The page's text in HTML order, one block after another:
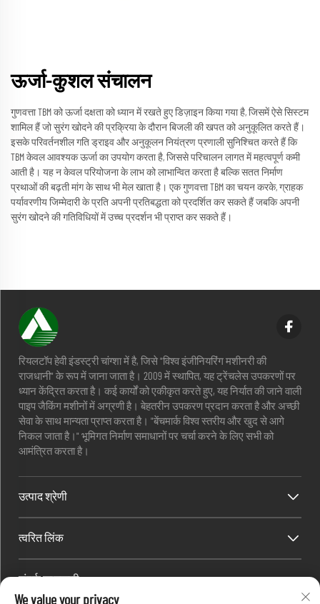
ऊर्जा-कुशल संचालन
गुणवत्ता TBM को ऊर्जा दक्षता को ध्यान में रखते हुए डिज़ाइन किया गया है, जिसमें ऐसे सिस्टम
शामिल हैं जो सुरंग खोदने की प्रक्रिया के दौरान बिजली की खपत को अनुकूलित करते हैं।
इसके परिवर्तनशील गति ड्राइव और अनुकूलन नियंत्रण प्रणाली सुनिश्चित करते हैं कि
TBM केवल आवश्यक ऊर्जा का उपयोग करता है, जिससे परिचालन लागत में महत्वपूर्ण कमी
आती है। यह न केवल परियोजना के लाभ को लाभान्वित करता है बल्कि सतत निर्माण
प्रथाओं की बढ़ती मांग के साथ भी मेल खाता है। एक गुणवत्ता TBM का चयन करके, ग्राहक
पर्यावरणीय जिम्मेदारी के प्रति अपनी प्रतिबद्धता को प्रदर्शित कर सकते हैं जबकि अपनी
सुरंग खोदने की गतिविधियों में उच्च प्रदर्शन भी प्राप्त कर सकते हैं।
रियलटॉप हेवी इंडस्ट्री चांग्शा में है, जिसे "विश्व इंजीनियरिंग मशीनरी की
राजधानी" के रूप में जाना जाता है। 2009 में स्थापित, यह ट्रेंचलेस उपकरणों पर
ध्यान केंद्रित करता है। कई कार्यों को एकीकृत करते हुए, यह निर्यात की जाने वाली
पाइप जैकिंग मशीनों में अग्रणी है। बेहतरीन उपकरण प्रदान करता है और अच्छी
सेवा के साथ मान्यता प्राप्त करता है। "बेंचमार्क विश्व स्तरीय और खुद से आगे
निकल जाता है।" भूमिगत निर्माण समाधानों पर चर्चा करने के लिए सभी को
आमंत्रित करता है।
उत्पाद श्रेणी
त्वरित लिंक
संपर्क जानकारी
We value your privacy